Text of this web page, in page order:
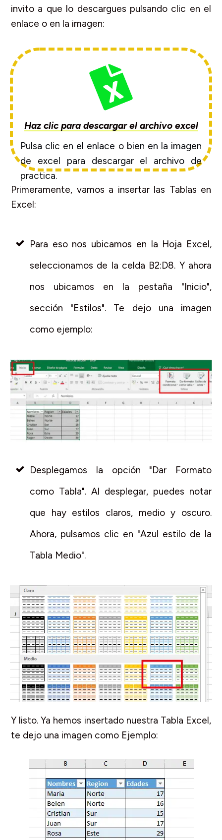
invito a que lo descargues pulsando clic en el
enlace o en la imagen:
Haz clic para descargar el archivo excel
Pulsa clic en el enlace o bien en la imagen
de excel para descargar el archivo de
practica.
Primeramente, vamos a insertar las Tablas en
Excel:
Para eso nos ubicamos en la Hoja Excel,
seleccionamos de la celda B2:D8. Y ahora
nos ubicamos en la pestaña "Inicio",
sección "Estilos". Te dejo una imagen
como ejemplo:
Desplegamos la opción "Dar Formato
como Tabla". Al desplegar, puedes notar
que hay estilos claros, medio y oscuro.
Ahora, pulsamos clic en "Azul estilo de la
Tabla Medio".
Y listo. Ya hemos insertado nuestra Tabla Excel,
te dejo una imagen como Ejemplo: